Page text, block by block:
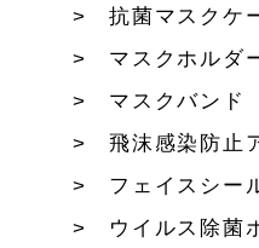
抗菌マスクケ
マスクホルダ
マスクバンド
飛沫感染防止
フェイスシー
ウイルス除菌